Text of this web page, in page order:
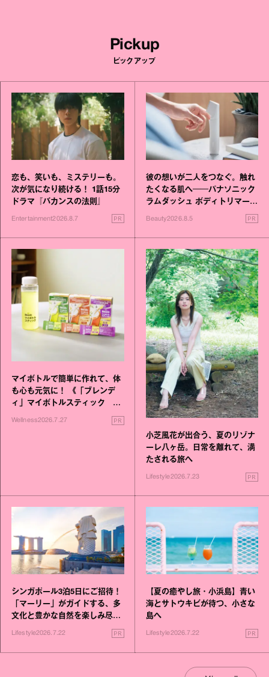
Pickup
ピックアップ
恋も、笑いも、ミステリーも。
次が気になり続ける！ 1話15分
ドラマ『バカンスの法則』
Entertainment2026.8.7 PR
彼の想いが二人をつなぐ。触れ
たくなる肌へ──パナソニック
ラムダッシュ ボディトリマーが
Beauty2026.8.5 PR
マイボトルで簡単に作れて、体
も心も元気に！ 《「ブレンデ
ィ」マイボトルスティック い
いこと毎日》シリーズが誕生
Wellness2026.7.27 PR
小芝風花が出合う、夏のリゾナ
ーレ八ヶ岳。日常を離れて、満
たされる旅へ
Lifestyle2026.7.23 PR
シンガポール3泊5日にご招待！
「マーリー」がガイドする、多
文化と豊かな自然を楽しみ尽く
Lifestyle2026.7.22 PR
【夏の癒やし旅・小浜島】青い
海とサトウキビが待つ、小さな
島へ
Lifestyle2026.7.22 PR